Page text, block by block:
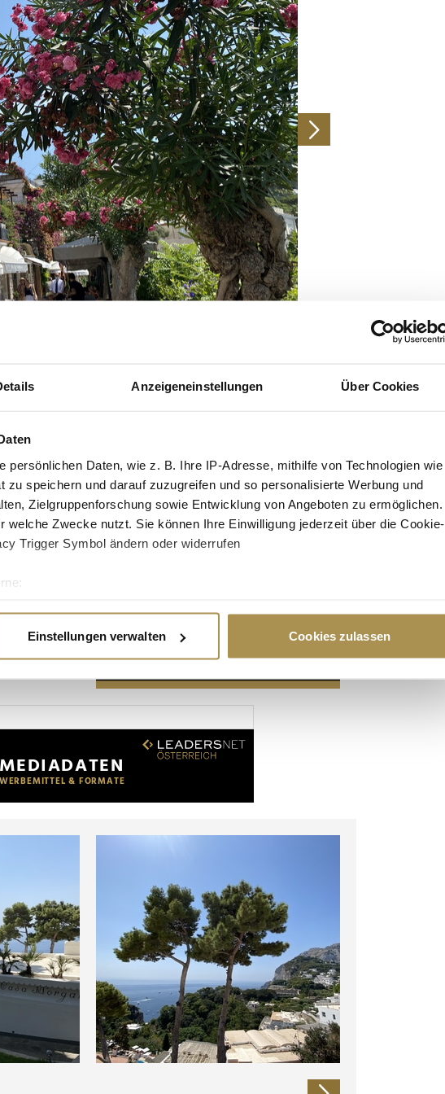
Anzeigeneinstellungen Über Cookies
persönlichen Daten, wie z. B. Ihre IP-Adresse, mithilfe von Technologien wie
speichern und darauf zuzugreifen und so personalisierte Werbung und
Zielgruppenforschung sowie Entwicklung von Angeboten zu ermöglichen.
welche Zwecke nutzt. Sie können Ihre Einwilligung jederzeit über die Cookie-
Trigger Symbol ändern oder widerrufen
Daten verarbeitet werden, und legen Sie Ihre Präferenzen im
zu personalisieren, Funktionen für soziale Medien anbieten zu können
Werbung und Analysen weiter. Unsere Partner führen diese Informationen
die Sie ihnen bereitgestellt haben oder die sie im Rahmen Ihrer Nutzung
Einstellungen verwalten Cookies zulassen
Advertisement